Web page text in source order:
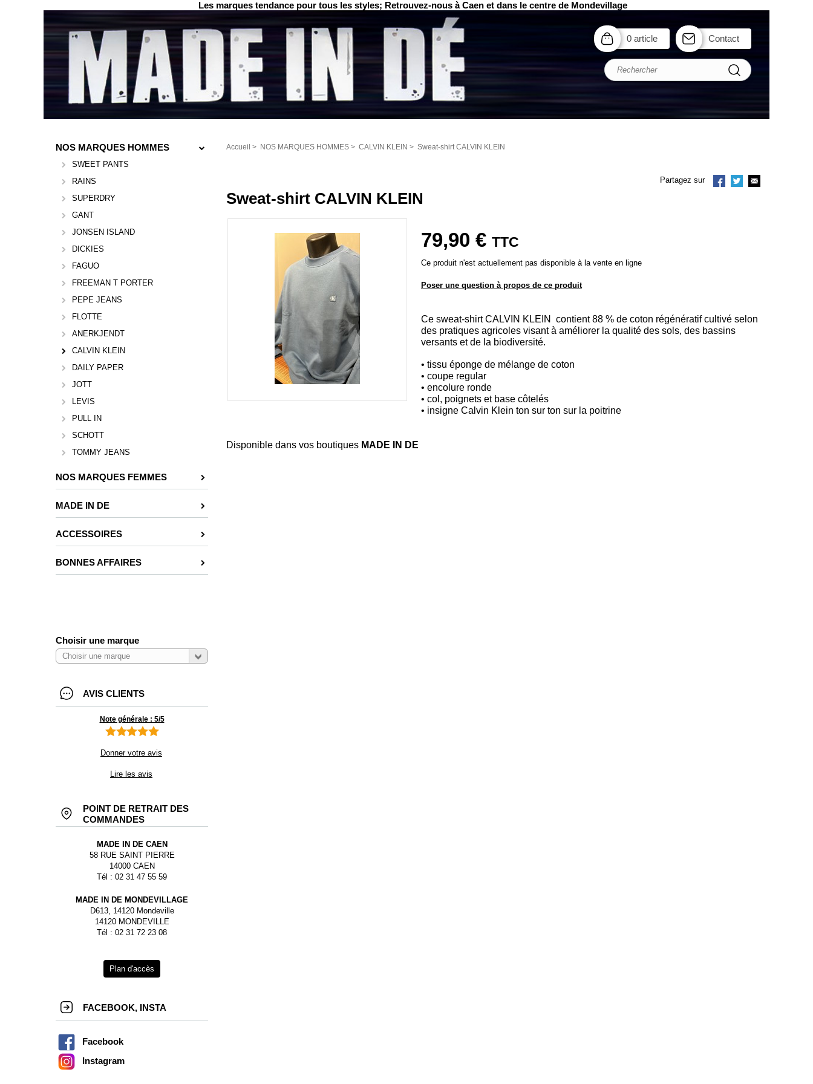
Les marques tendance pour tous les styles; Retrouvez-nous à Caen et dans le centre de Mondevillage
0 article Contact
NOS MARQUES HOMMES
SWEET PANTS
RAINS
SUPERDRY
GANT
JONSEN ISLAND
DICKIES
FAGUO
FREEMAN T PORTER
PEPE JEANS
FLOTTE
ANERKJENDT
CALVIN KLEIN
DAILY PAPER
JOTT
LEVIS
PULL IN
SCHOTT
TOMMY JEANS
NOS MARQUES FEMMES
MADE IN DE
ACCESSOIRES
BONNES AFFAIRES
Choisir une marque
AVIS CLIENTS
Note générale : 5/5
Donner votre avis
Lire les avis
POINT DE RETRAIT DES
COMMANDES
MADE IN DE CAEN
58 RUE SAINT PIERRE
14000 CAEN
Tél : 02 31 47 55 59
MADE IN DE MONDEVILLAGE
D613, 14120 Mondeville
14120 MONDEVILLE
Tél : 02 31 72 23 08
Plan d'accès
FACEBOOK, INSTA
Facebook
Instagram
Accueil > NOS MARQUES HOMMES > CALVIN KLEIN > Sweat-shirt CALVIN KLEIN
Partagez sur
Sweat-shirt CALVIN KLEIN
79,90 € TTC
Ce produit n'est actuellement pas disponible à la vente en ligne
Poser une question à propos de ce produit
Ce sweat-shirt CALVIN KLEIN contient 88 % de coton régénératif cultivé selon
des pratiques agricoles visant à améliorer la qualité des sols, des bassins
versants et de la biodiversité.
• tissu éponge de mélange de coton
• coupe regular
• encolure ronde
• col, poignets et base côtelés
• insigne Calvin Klein ton sur ton sur la poitrine
Disponible dans vos boutiques MADE IN DE